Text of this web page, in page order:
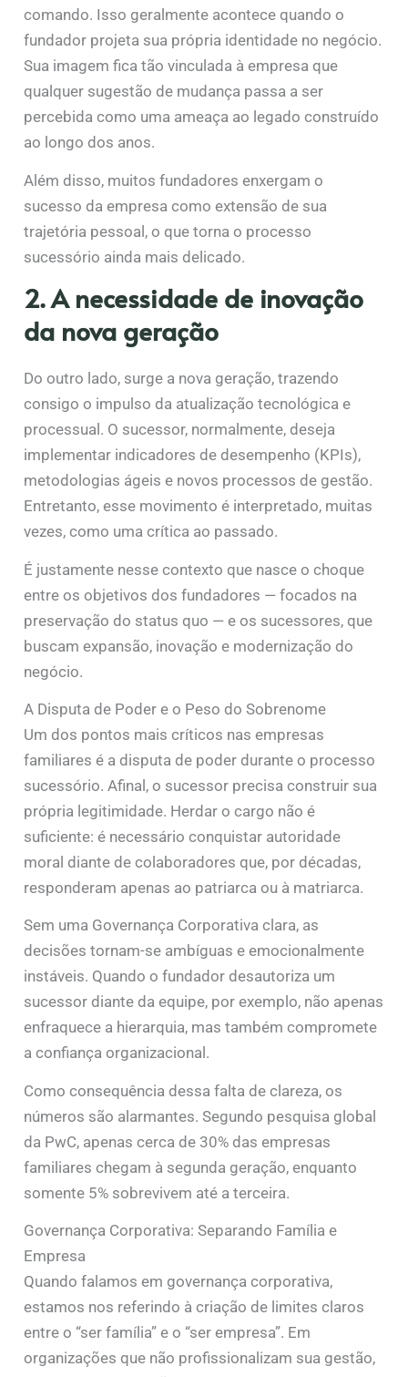
comando. Isso geralmente acontece quando o
fundador projeta sua própria identidade no negócio.
Sua imagem fica tão vinculada à empresa que
qualquer sugestão de mudança passa a ser
percebida como uma ameaça ao legado construído
ao longo dos anos.
Além disso, muitos fundadores enxergam o
sucesso da empresa como extensão de sua
trajetória pessoal, o que torna o processo
sucessório ainda mais delicado.
2. A necessidade de inovação
da nova geração
Do outro lado, surge a nova geração, trazendo
consigo o impulso da atualização tecnológica e
processual. O sucessor, normalmente, deseja
implementar indicadores de desempenho (KPIs),
metodologias ágeis e novos processos de gestão.
Entretanto, esse movimento é interpretado, muitas
vezes, como uma crítica ao passado.
É justamente nesse contexto que nasce o choque
entre os objetivos dos fundadores — focados na
preservação do status quo — e os sucessores, que
buscam expansão, inovação e modernização do
negócio.
A Disputa de Poder e o Peso do Sobrenome
Um dos pontos mais críticos nas empresas
familiares é a disputa de poder durante o processo
sucessório. Afinal, o sucessor precisa construir sua
própria legitimidade. Herdar o cargo não é
suficiente: é necessário conquistar autoridade
moral diante de colaboradores que, por décadas,
responderam apenas ao patriarca ou à matriarca.
Sem uma Governança Corporativa clara, as
decisões tornam-se ambíguas e emocionalmente
instáveis. Quando o fundador desautoriza um
sucessor diante da equipe, por exemplo, não apenas
enfraquece a hierarquia, mas também compromete
a confiança organizacional.
Como consequência dessa falta de clareza, os
números são alarmantes. Segundo pesquisa global
da PwC, apenas cerca de 30% das empresas
familiares chegam à segunda geração, enquanto
somente 5% sobrevivem até a terceira.
Governança Corporativa: Separando Família e
Empresa
Quando falamos em governança corporativa,
estamos nos referindo à criação de limites claros
entre o “ser família” e o “ser empresa”. Em
organizações que não profissionalizam sua gestão,